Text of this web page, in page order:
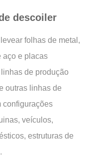
descoiler
folhas de metal,
aço e placas
de produção
outras linhas de
configurações
veículos,
estruturas de